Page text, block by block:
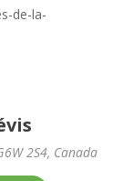
de-la-
2S4, Canada